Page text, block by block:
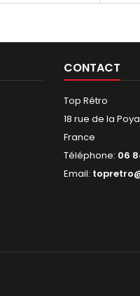
CONTACT
Top Rétro
18 rue de la
France
Téléphone: 06
Email: